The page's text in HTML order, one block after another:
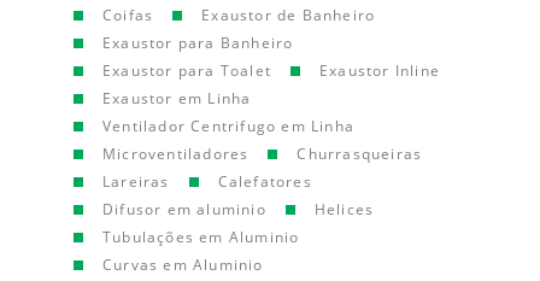
Coifas
Exaustor de Banheiro
Exaustor para Banheiro
Exaustor para Toalet
Exaustor Inline
Exaustor em Linha
Ventilador Centrifugo em Linha
Microventiladores
Churrasqueiras
Lareiras
Calefatores
Difusor em aluminio
Helices
Tubulações em Aluminio
Curvas em Aluminio